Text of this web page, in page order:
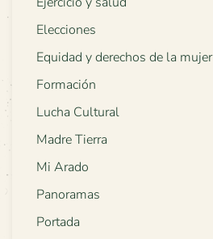
Elecciones
Equidad y derechos de la mujer
Formación
Lucha Cultural
Madre Tierra
Mi Arado
Panoramas
Portada